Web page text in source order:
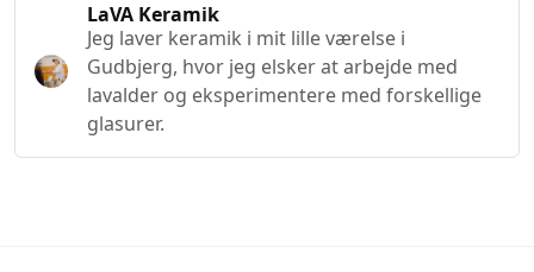
LaVA Keramik
Jeg laver keramik i mit lille værelse i
Gudbjerg, hvor jeg elsker at arbejde med
lavalder og eksperimentere med forskellige
glasurer.